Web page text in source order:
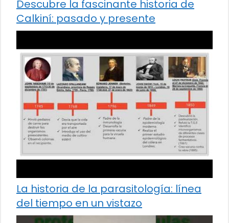
Descubre la fascinante historia de
Calkiní: pasado y presente
La historia de la parasitología: línea
del tiempo en un vistazo